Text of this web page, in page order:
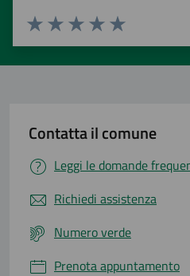
Valuta 5 stelle
Valuta 4 stelle su 5
Valuta 3 stelle su 5
Valuta 2 stelle su 5
Valuta 1 stelle su 5
Contatta il comune
Leggi le domande
Richiedi assistenza
Numero verde
Prenota appuntamento